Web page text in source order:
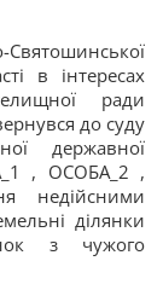
в інтересах
ради
до суду
державної
, ОСОБА_2 ,
недійсними
ділянки
з чужого